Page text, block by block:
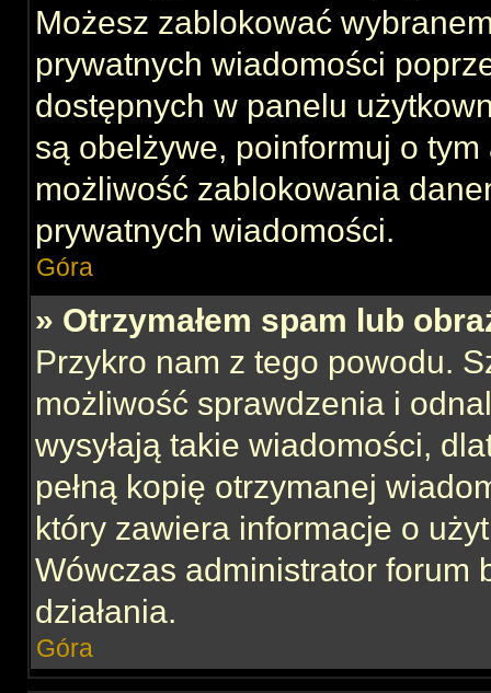
Możesz zablokować
prywatnych wiadomości
dostępnych w panelu
są obelżywe, poinformuj o
możliwość zablokowania
prywatnych wiadomości.
Góra
» Otrzymałem spam lub
Przykro nam z tego powodu.
możliwość sprawdzenia i
wysyłają takie wiadomości,
pełną kopię otrzymanej
który zawiera informacje o
Wówczas administrator forum
działania.
Góra